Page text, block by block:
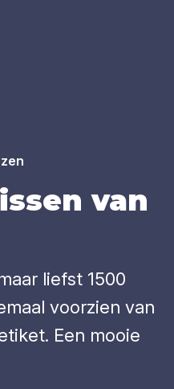
van
liefst 1500
voorzien van
Een mooie